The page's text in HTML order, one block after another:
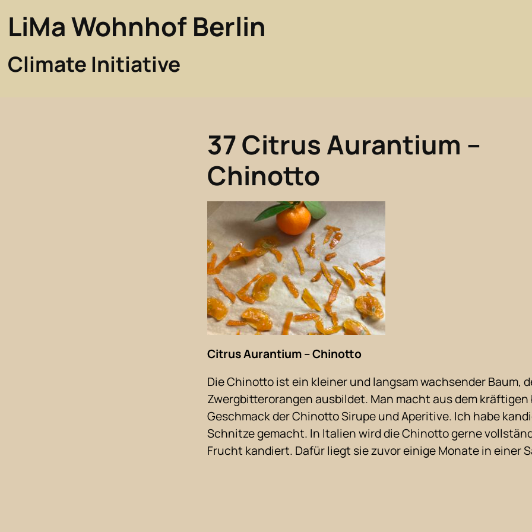
LiMa Wohnhof Berlin
Climate Initiative
37 Citrus Aurantium –
Chinotto
Citrus Aurantium – Chinotto
Die Chinotto ist ein kleiner und langsam wachsender Baum,
Zwergbitterorangen ausbildet. Man macht aus dem
Geschmack der Chinotto Sirupe und Aperitive. Ich habe
Schnitze gemacht. In Italien wird die Chinotto gerne
Frucht kandiert. Dafür liegt sie zuvor einige Monate in einer